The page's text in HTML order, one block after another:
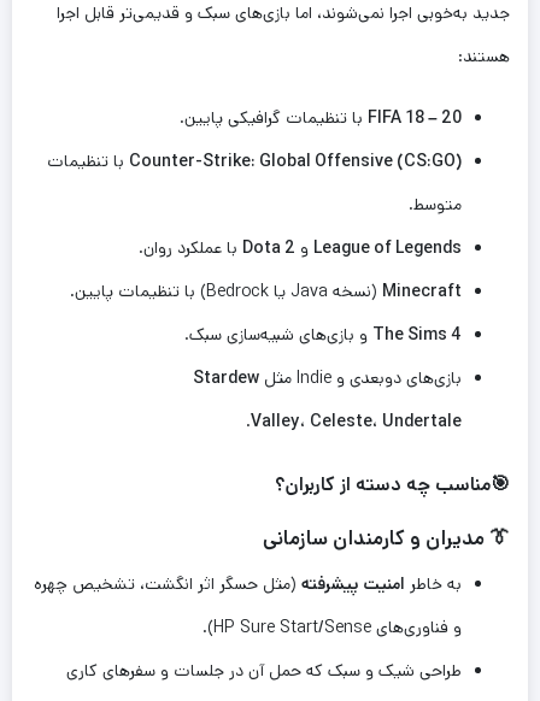
جدید به‌خوبی اجرا نمی‌شوند، اما بازی‌های سبک و قدیمی‌تر قابل اجرا
هستند:
FIFA 18 – 20 با تنظیمات گرافیکی پایین.
Counter-Strike: Global Offensive (CS:GO) با تنظیمات
متوسط.
League of Legends و Dota 2 با عملکرد روان.
Minecraft (نسخه Java یا Bedrock) با تنظیمات پایین.
The Sims 4 و بازی‌های شبیه‌سازی سبک.
بازی‌های دوبعدی و Indie مثل
Stardew
Valley، Celeste، Undertale
.
🎯مناسب چه دسته از کاربران؟
👔 مدیران و کارمندان سازمانی
به خاطر امنیت پیشرفته (مثل حسگر اثر انگشت، تشخیص چهره
و فناوری‌های HP Sure Start/Sense).
طراحی شیک و سبک که حمل آن در جلسات و سفرهای کاری